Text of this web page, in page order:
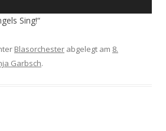
Sing!“
Blasorchester abgelegt am 8.
Garbsch.